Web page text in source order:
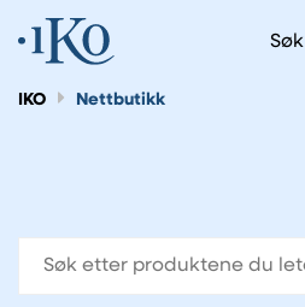
Søk
IKO Nettbutikk